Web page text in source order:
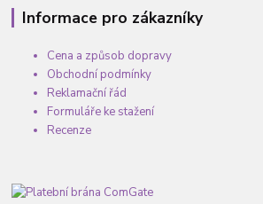
Informace pro zákazníky
Cena a způsob dopravy
Obchodní podmínky
Reklamační řád
Formuláře ke stažení
Recenze